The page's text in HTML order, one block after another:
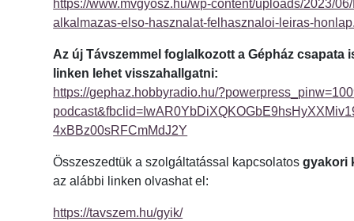
https://www.mvgyosz.hu/wp-content/uploads/2023/
alkalmazas-elso-hasznalat-felhasznaloi-leiras-
Az új Távszemmel foglalkozott a Gépház csapata
linken lehet visszahallgatni:
https://gephaz.hobbyradio.hu/
4xBBz00sRFCmMdJ2Y
Összeszedtük a szolgáltatással kapcsolatosgyakori
az alábbi linken olvashat el:
https://tavszem.hu/gyik/